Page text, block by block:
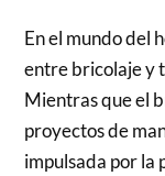
En el mundo del
entre bricolaje y
Mientras que el
proyectos de
impulsada por la